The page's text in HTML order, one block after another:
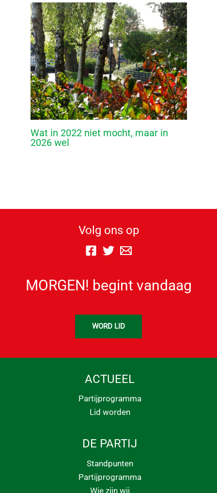
Wat in 2022 niet mocht, maar in
2026 wel
Volg ons op
MORGEN! begint vandaag
WORD LID
ACTUEEL
Partijprogramma
Lid worden
DE PARTIJ
Standpunten
Partijprogramma
Wie zijn wij